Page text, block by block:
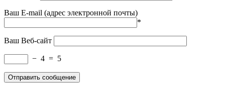
Ваш E-mail (адрес электронной почты)
*
Ваш Веб-сайт
− 4 = 5